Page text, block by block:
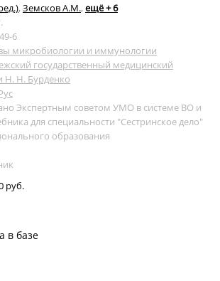
, Земсков А.М., ещё + 6
6
микробиологии и иммунологии
государственный медицинский
Н. Н. Бурденко
Экспертным советом УМО в системе ВО и
для специальности "Сестринское дело"
образования
руб.
в базе